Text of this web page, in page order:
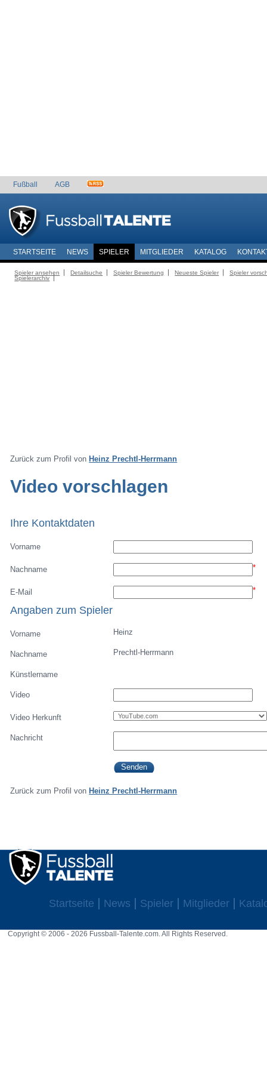
Fußball AGB
STARTSEITE NEWS SPIELER MITGLIEDER KATALOG
Spieler ansehen Detailsuche Spieler Bewertung Neueste Spieler
Spieler
Spielerarchiv
Zurück zum Profil von Heinz Prechtl-Herrmann
Video vorschlagen
Ihre Kontaktdaten
Vorname
Nachname *
E-Mail *
Angaben zum Spieler
Vorname Heinz
Nachname Prechtl-Herrmann
Künstlername
Video
Video Herkunft
Nachricht
Zurück zum Profil von Heinz Prechtl-Herrmann
Startseite News Spieler Mitglieder
Copyright © 2006 - 2026 Fussball-Talente.com. All Rights Reserved.